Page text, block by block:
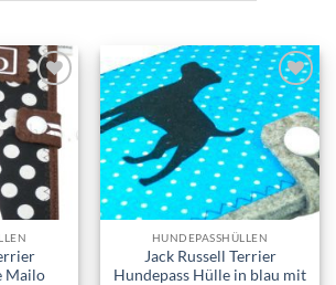
Add to
wishlist
Mailo
Add to
wishlist
HUNDEPASSHÜLLEN
Jack Russell Terrier
Hundepass Hülle in blau mit